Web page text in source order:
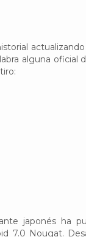
alguna oficial
japonés ha
7.0 Nougat.